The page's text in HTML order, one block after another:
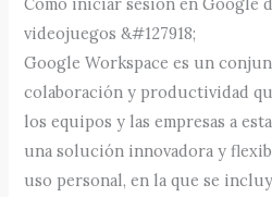
videojuegos &#127918;
Google Workspace es un
colaboración y productividad
los equipos y las empresas a
una solución innovadora y
uso personal, en la que se